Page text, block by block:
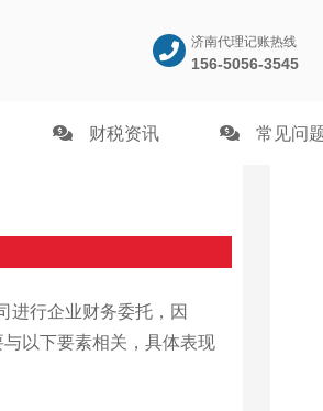
济南代理记账热线
156-5056-3545
财税资讯 常见问题
进行企业财务委托，因
以下要素相关，具体表现